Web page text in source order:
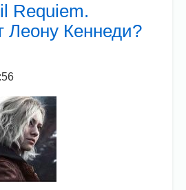
Requiem.
Леону Кеннеди?